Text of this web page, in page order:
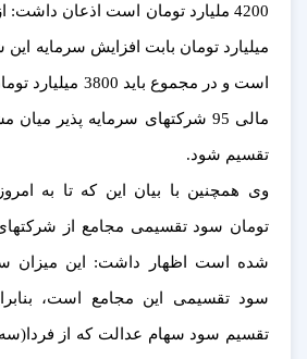
میلیارد تومان بابت افزایش سرمایه
است و در مجموع
مالی 95 شرکتهای سرمایه پذیر
تقسیم شود.
تومان سود تقسیمی مجامع از
شده است اظهار داشت: این میزان
سود تقسیمی این مجامع است،
تقسیم سود سهام عدالت که از